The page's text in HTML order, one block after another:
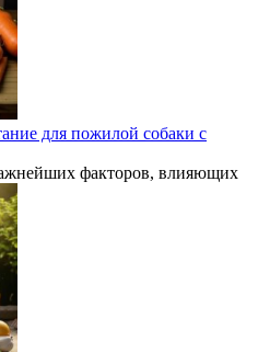
для пожилой собаки с
факторов, влияющих